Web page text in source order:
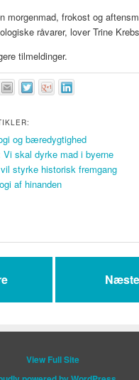
morgenmad, frokost og
råvarer, lover Trine
tilmeldinger.
og bæredygtighed
skal dyrke mad i byerne
styrke historisk fremgang
af hinanden
View Full Site